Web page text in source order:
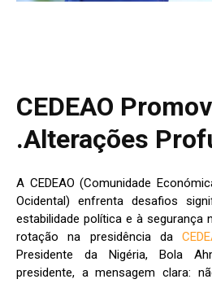
CEDEAO
Alterações
A CEDEAO (Comunidade
Ocidental) enfrenta desafios
estabilidade política e à segurança
rotação na presidência da
Presidente da Nigéria, Bola
presidente, a mensagem clara: